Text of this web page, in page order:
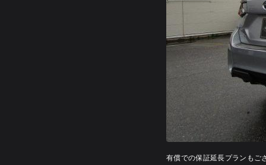
有償での保証延長プランもご